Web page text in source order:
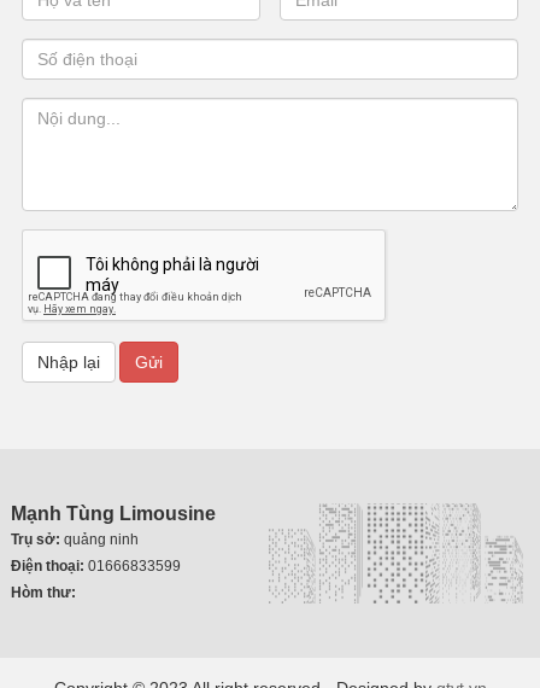
Mạnh Tùng Limousine
Trụ sở: quảng ninh
Điện thoại: 01666833599
Hòm thư: